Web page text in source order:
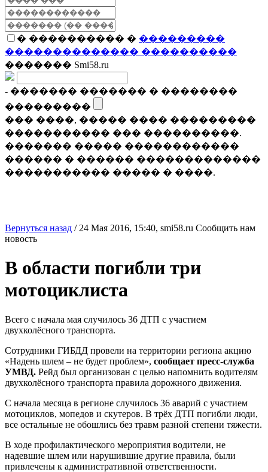
� ���������� � ���������
�������������� ����������
������� Smi58.ru
- ������� ������� � ��������
���������
��� ����, ����� ���� ���������
����������� ��� ����������.
������� ����� ������������
������ � ������ �������������
����������� ����� � ����.
Вернуться назад / 24 Мая 2016, 15:40, smi58.ru Сообщить нам
новость
В области погибли три
мотоциклиста
Всего с начала мая случилось 36 ДТП с участием
двухколёсного транспорта.
Сотрудники ГИБДД провели на территории региона акцию
«Надень шлем – не будет проблем», сообщает пресс-служба
УМВД. Рейд был организован с целью напомнить водителям
двухколёсного транспорта правила дорожного движения.
С начала месяца в регионе случилось 36 аварий с участием
мотоциклов, мопедов и скутеров. В трёх ДТП погибли люди,
все остальные не обошлись без травм разной степени тяжести.
В ходе профилактического мероприятия водители, не
надевшие шлем или нарушившие другие правила, были
привлечены к административной ответственности.